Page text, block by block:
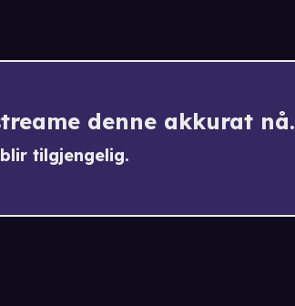
denne akkurat nå.
tilgjengelig.